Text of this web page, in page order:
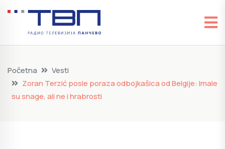
Početna
Vesti
Zoran Terzić posle poraza odbojkašica od Belgije: Imale
su snage, ali ne i hrabrosti